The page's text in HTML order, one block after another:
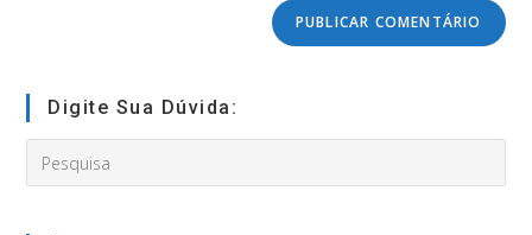
(opcional)
Digite Sua Dúvida:
this